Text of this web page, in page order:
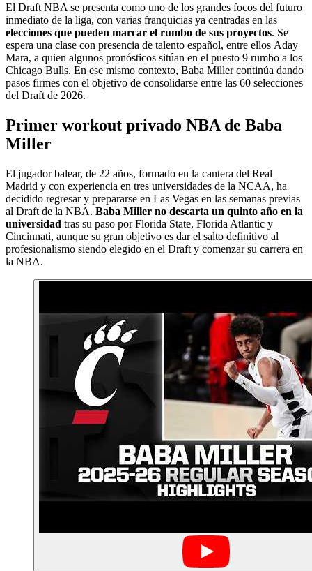
El Draft NBA se presenta como uno de los grandes focos del futuro
inmediato de la liga, con varias franquicias ya centradas en las
elecciones que pueden marcar el rumbo de sus proyectos. Se
espera una clase con presencia de talento español, entre ellos Aday
Mara, a quien algunos pronósticos sitúan en el puesto 9 rumbo a los
Chicago Bulls. En ese mismo contexto, Baba Miller continúa dando
pasos firmes con el objetivo de consolidarse entre las 60 selecciones
del Draft de 2026.
Primer workout privado NBA de Baba
Miller
El jugador balear, de 22 años, formado en la cantera del Real
Madrid y con experiencia en tres universidades de la NCAA, ha
decidido regresar y prepararse en Las Vegas en las semanas previas
al Draft de la NBA. Baba Miller no descarta un quinto año en la
universidad tras su paso por Florida State, Florida Atlantic y
Cincinnati, aunque su gran objetivo es dar el salto definitivo al
profesionalismo siendo elegido en el Draft y comenzar su carrera en
la NBA.